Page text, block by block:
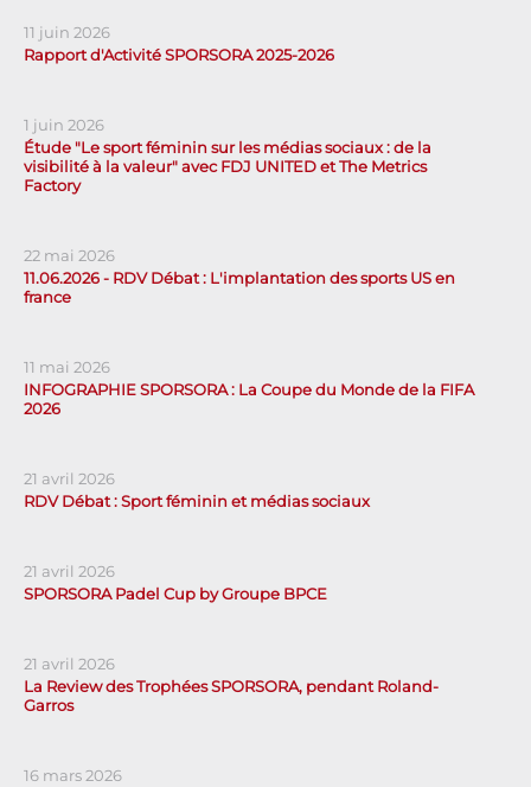
11 juin 2026
Rapport d'Activité SPORSORA 2025-2026
1 juin 2026
Étude "Le sport féminin sur les médias sociaux : de la
visibilité à la valeur" avec FDJ UNITED et The Metrics
Factory
22 mai 2026
11.06.2026 - RDV Débat : L'implantation des sports US en
france
11 mai 2026
INFOGRAPHIE SPORSORA : La Coupe du Monde de la FIFA
2026
21 avril 2026
RDV Débat : Sport féminin et médias sociaux
21 avril 2026
SPORSORA Padel Cup by Groupe BPCE
21 avril 2026
La Review des Trophées SPORSORA, pendant Roland-
Garros
16 mars 2026